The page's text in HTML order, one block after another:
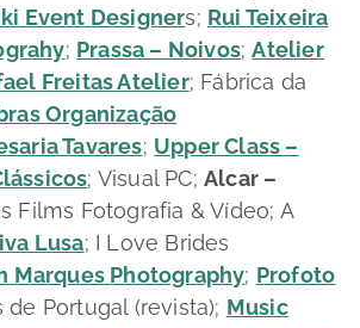
Event Designers; Rui Teixeira
; Prassa – Noivos;Atelier
Freitas Atelier; Fábrica da
Organização
Tavares; Upper Class –
; Visual PC;Alcar –
Films Fotografia & Vídeo; A
Lusa; I Love Brides
Marques Photography; Profoto
de Portugal (revista); Music